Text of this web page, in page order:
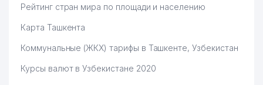
Рейтинг стран мира по площади и населению
Карта Ташкента
Коммунальные (ЖКХ) тарифы в Ташкенте, Узбекистан
Курсы валют в Узбекистане 2020